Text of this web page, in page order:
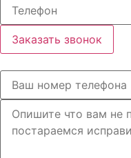
Заказать звонок